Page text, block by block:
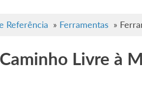
Referência » Ferramentas »
Livre à